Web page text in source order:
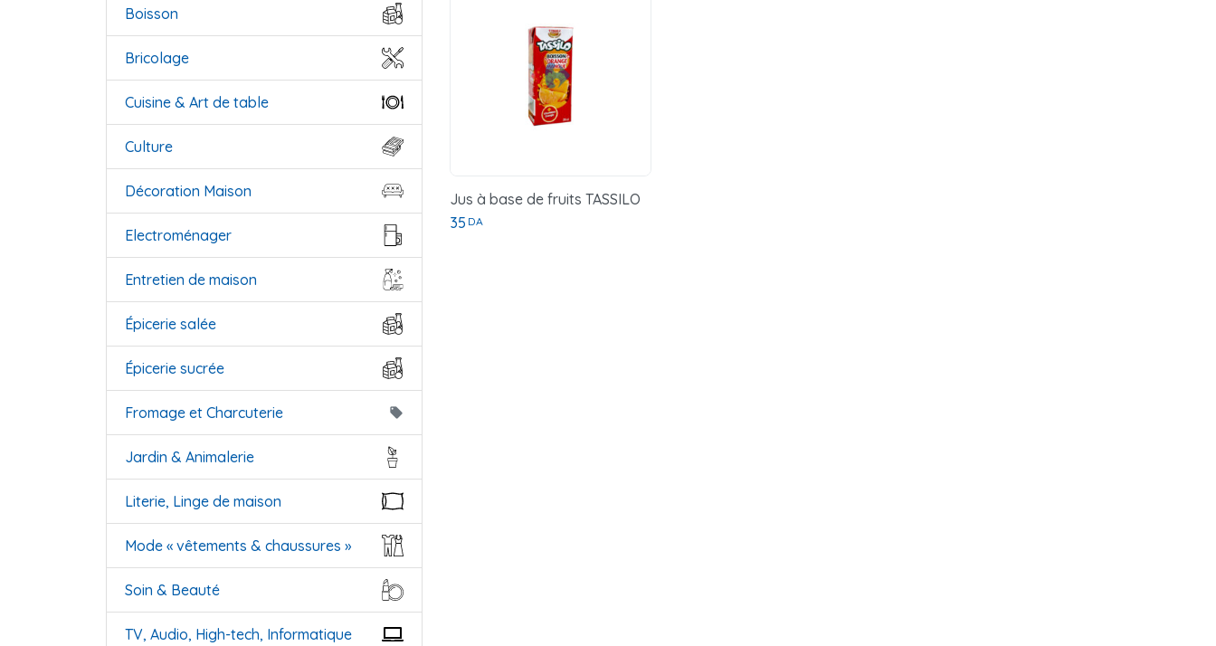
Boisson
Bricolage
Cuisine & Art de table
Culture
Décoration Maison
Electroménager
Entretien de maison
Épicerie salée
Épicerie sucrée
Fromage et Charcuterie local_offer
Jardin & Animalerie
Literie, Linge de maison
Mode « vêtements & chaussures »
Soin & Beauté
TV, Audio, High-tech, Informatique
Jus à base de fruits TASSILO
35 DA